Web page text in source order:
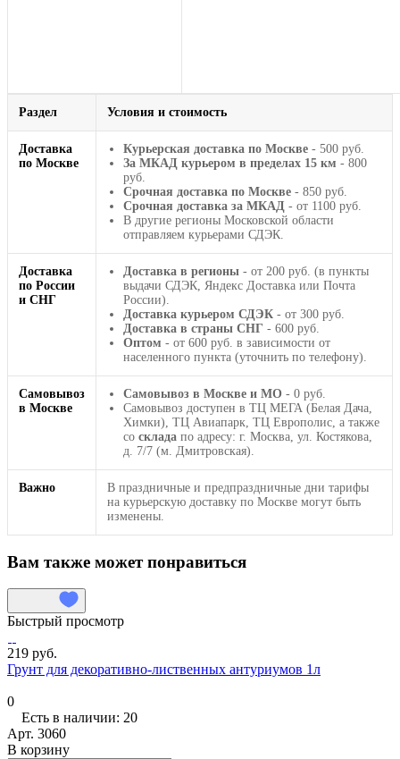
Раздел Условия и стоимость
Доставка
по Москве
Курьерская доставка по Москве - 500 руб.
За МКАД курьером в пределах 15 км - 800
руб.
Срочная доставка по Москве - 850 руб.
Срочная доставка за МКАД - от 1100 руб.
В другие регионы Московской области
отправляем курьерами СДЭК.
Доставка
по России
и СНГ
Доставка в регионы - от 200 руб. (в пункты
выдачи СДЭК, Яндекс Доставка или Почта
России).
Доставка курьером СДЭК - от 300 руб.
Доставка в страны СНГ - 600 руб.
Оптом - от 600 руб. в зависимости от
населенного пункта (уточнить по телефону).
Самовывоз
в Москве
Самовывоз в Москве и МО - 0 руб.
Самовывоз доступен в ТЦ МЕГА (Белая Дача,
Химки), ТЦ Авиапарк, ТЦ Европолис, а также
со склада по адресу: г. Москва, ул. Костякова,
д. 7/7 (м. Дмитровская).
Важно
В праздничные и предпраздничные дни тарифы
на курьерскую доставку по Москве могут быть
изменены.
Вам также может понравиться
Быстрый просмотр
219 руб.
Грунт для декоративно-лиственных антуриумов 1л
0
Есть в наличии: 20
Арт. 3060
В корзину